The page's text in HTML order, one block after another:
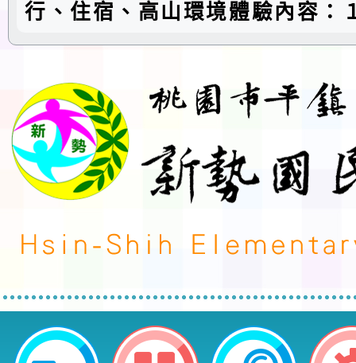
行、住宿、高山環境體驗內容：
neilctes網站設計者：徐嘉裕